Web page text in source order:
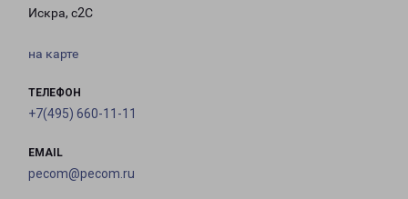
Искра, с2С
на карте
ТЕЛЕФОН
+7(495) 660-11-11
EMAIL
pecom@pecom.ru